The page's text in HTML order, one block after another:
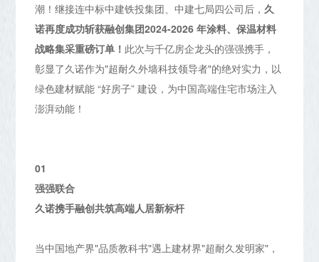
潮！继接连中标中建铁投集团、中建七局四公司后，久
诺再度成功斩获融创集团2024-2026 年涂料、保温材料
战略集采重磅订单！ 此次与千亿房企龙头的强强携手，
彰显了久诺作为"超耐久外墙科技领导者"的绝对实力，以
绿色建材赋能 “好房子” 建设，为中国高端住宅市场注入
澎湃动能！
01
强强联合
久诺携手融创共筑高端人居新标杆
当中国地产界"品质教科书"遇上建材界"超耐久发明家"，